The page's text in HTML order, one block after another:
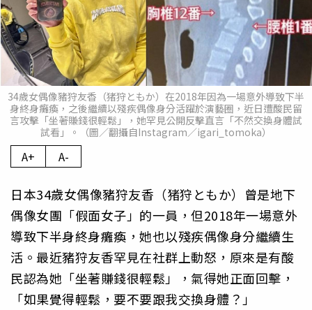
34歲女偶像豬狩友香（猪狩ともか）在2018年因為一場意外導致下半
身終身癱瘓，之後繼續以殘疾偶像身分活躍於演藝圈，近日遭酸民留
言攻擊「坐著賺錢很輕鬆」，她罕見公開反擊直言「不然交換身體試
試看」。（圖／翻攝自Instagram／igari_tomoka）
A+ A-
日本34歲女偶像豬狩友香（猪狩ともか）曾是地下
偶像女團「假面女子」的一員，但2018年一場意外
導致下半身終身癱瘓，她也以殘疾偶像身分繼續生
活。最近豬狩友香罕見在社群上動怒，原來是有酸
民認為她「坐著賺錢很輕鬆」，氣得她正面回擊，
「如果覺得輕鬆，要不要跟我交換身體？」